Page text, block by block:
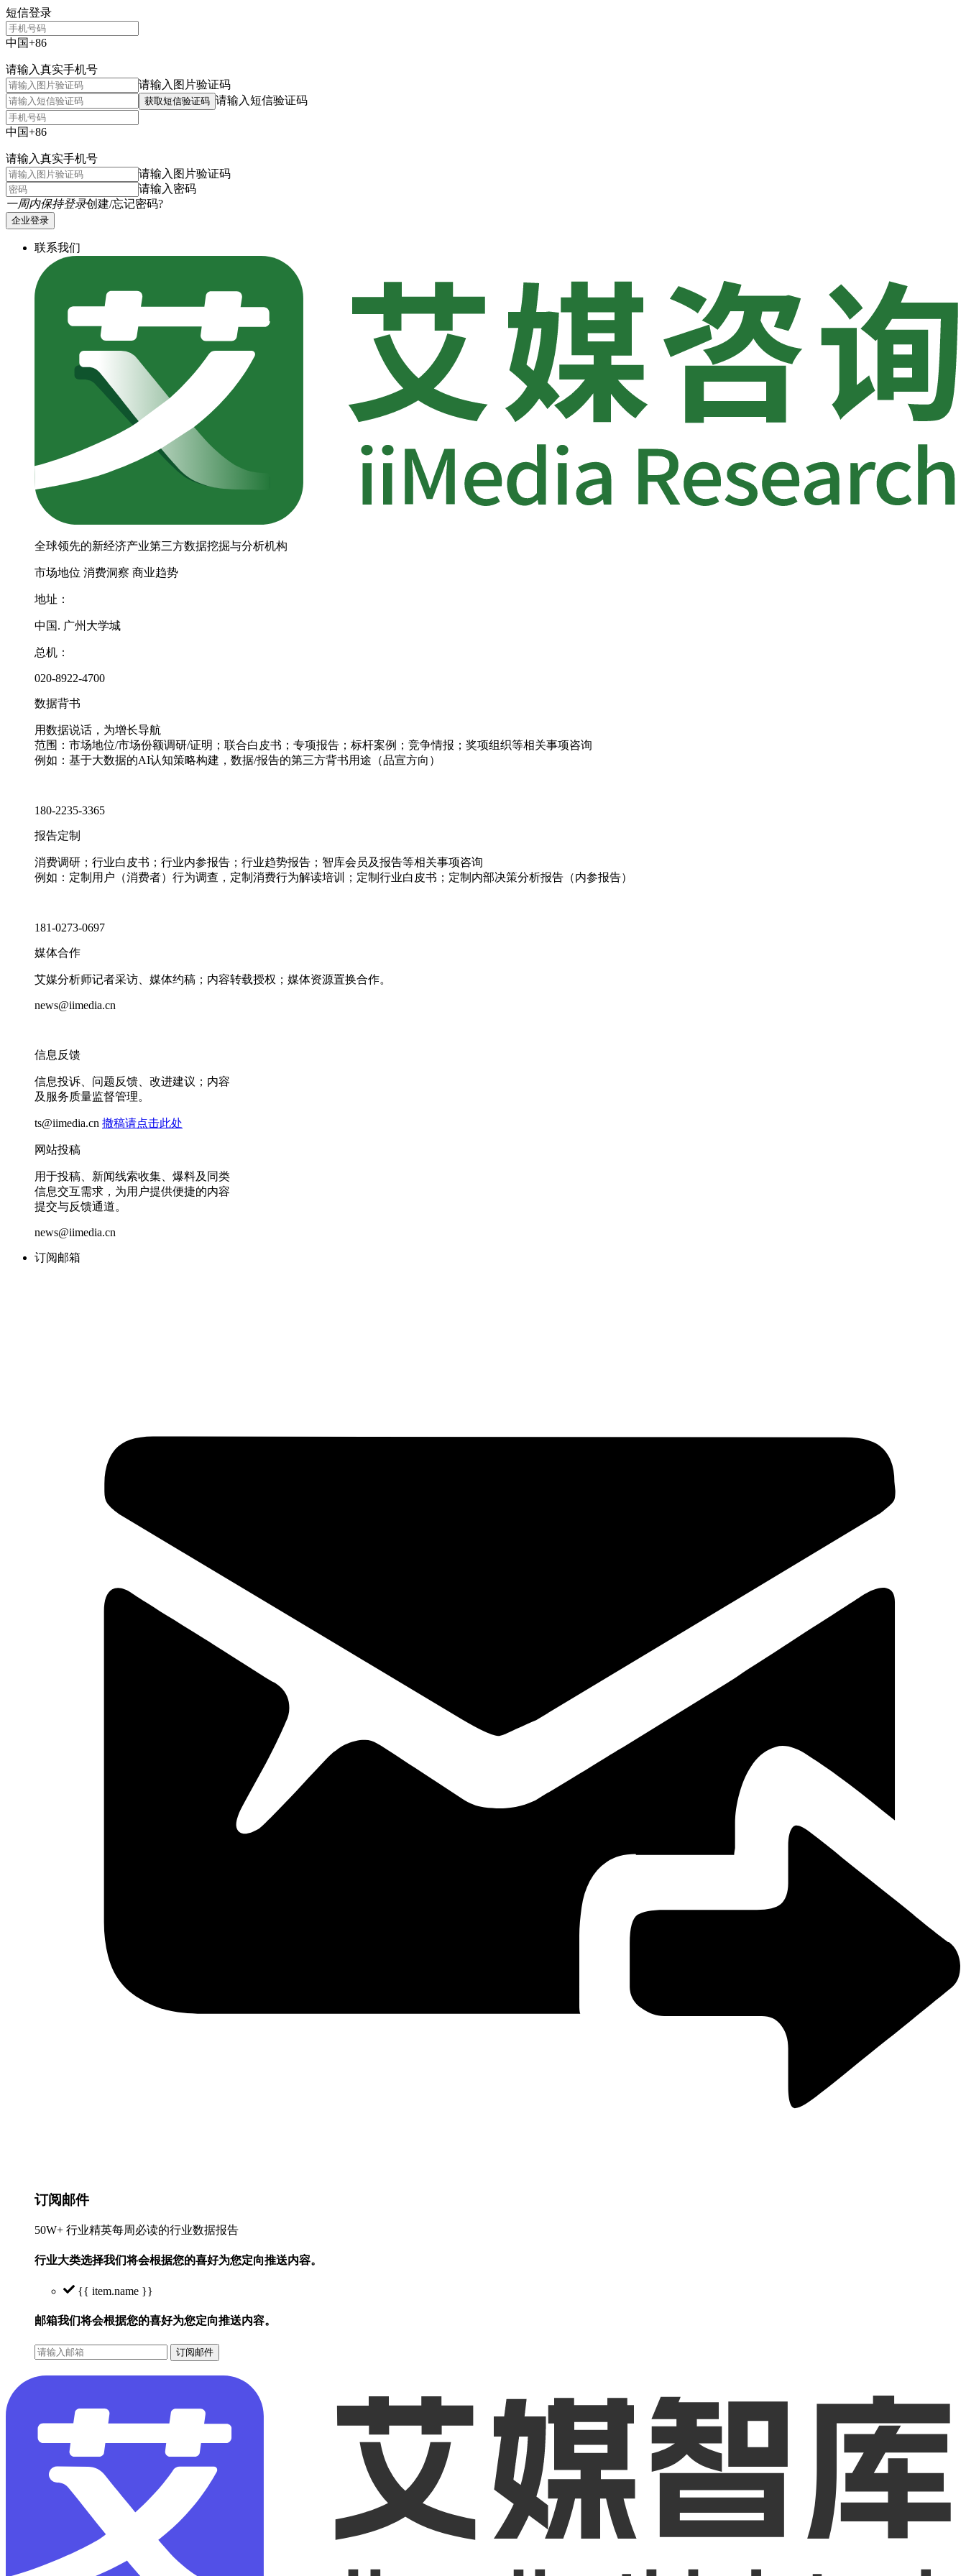
短信登录
中国+86
请输入真实手机号
请输入图片验证码
获取短信验证码 请输入短信验证码
中国+86
请输入真实手机号
请输入图片验证码
请输入密码
一周内保持登录创建/忘记密码?
企业登录
联系我们
全球领先的新经济产业第三方数据挖掘与分析机构
市场地位 消费洞察 商业趋势
地址：
中国. 广州大学城
总机：
020-8922-4700
数据背书
用数据说话，为增长导航
范围：市场地位/市场份额调研/证明；联合白皮书；专项报告；标杆案例；竞争情报；奖项组织等相关事项咨询
例如：基于大数据的AI认知策略构建，数据/报告的第三方背书用途（品宣方向）
180-2235-3365
报告定制
消费调研；行业白皮书；行业内参报告；行业趋势报告；智库会员及报告等相关事项咨询
例如：定制用户（消费者）行为调查，定制消费行为解读培训；定制行业白皮书；定制内部决策分析报告（内参报告）
181-0273-0697
媒体合作
艾媒分析师记者采访、媒体约稿；内容转载授权；媒体资源置换合作。
news@iimedia.cn
信息反馈
信息投诉、问题反馈、改进建议；内容
及服务质量监督管理。
ts@iimedia.cn 撤稿请点击此处
网站投稿
用于投稿、新闻线索收集、爆料及同类
信息交互需求，为用户提供便捷的内容
提交与反馈通道。
news@iimedia.cn
订阅邮箱
订阅邮件
50W+ 行业精英每周必读的行业数据报告
行业大类选择我们将会根据您的喜好为您定向推送内容。
{{ item.name }}
邮箱我们将会根据您的喜好为您定向推送内容。
订阅邮件